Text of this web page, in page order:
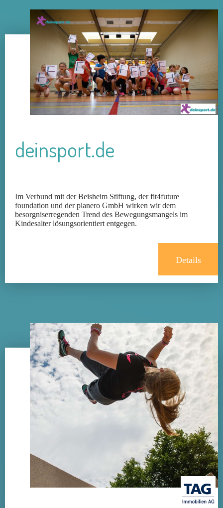
deinsport.de
Im Verbund mit der Beisheim Stiftung, der fit4future
foundation und der planero GmbH wirken wir dem
besorgniserregenden Trend des Bewegungsmangels im
Kindesalter lösungsorientiert entgegen.
Details